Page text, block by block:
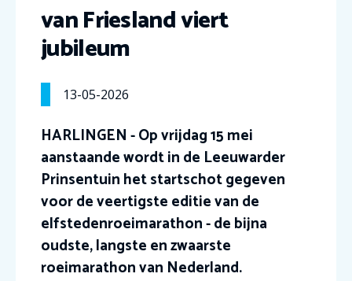
van Friesland viert
jubileum
13-05-2026
HARLINGEN - Op vrijdag 15 mei
aanstaande wordt in de Leeuwarder
Prinsentuin het startschot gegeven
voor de veertigste editie van de
elfstedenroeimarathon - de bijna
oudste, langste en zwaarste
roeimarathon van Nederland.